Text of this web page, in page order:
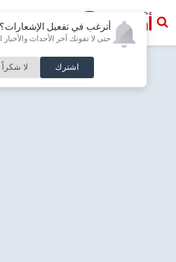
أترغب في تفعيل الإشعارات؟
حتى لا تفوتك آخر الأحداث والأخبار
اشترك لا شكراً